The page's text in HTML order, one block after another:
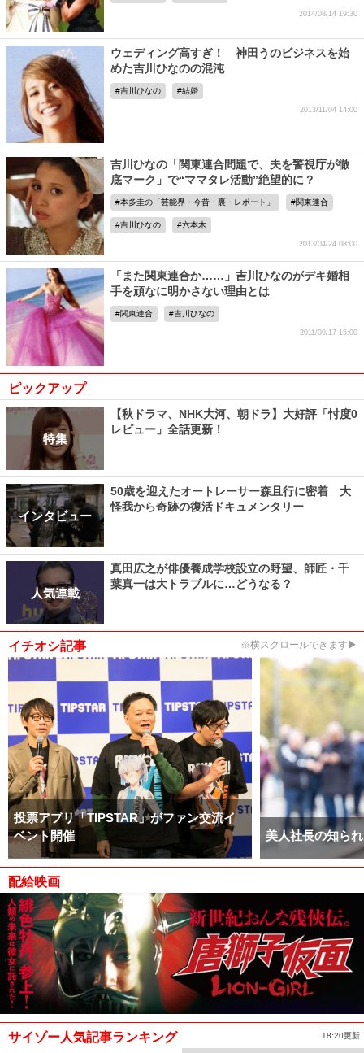
2014/08/14 19:30
ウェディング高すぎ！ 神田うのビジネスを始
めた吉川ひなのの混沌
吉川ひなの 結婚
2013/11/04 14:00
吉川ひなの「関東連合問題で、夫を警視庁が徹
底マーク」で“ママタレ活動”絶望的に？
本多圭の「芸能界・今昔・裏・レポート」 関東連合
吉川ひなの 六本木
2013/04/24 08:00
「また関東連合か……」吉川ひなのがデキ婚相
手を頑なに明かさない理由とは
関東連合 吉川ひなの
2011/09/17 15:00
ピックアップ
特集
【秋ドラマ、NHK大河、朝ドラ】大好評「忖度0
レビュー」全話更新！
インタビュー
50歳を迎えたオートレーサー森且行に密着 大
怪我から奇跡の復活ドキュメンタリー
人気連載
真田広之が俳優養成学校設立の野望、師匠・千
葉真一は大トラブルに…どうなる？
イチオシ記事 ※横スクロールできます▶
投票アプリ「TIPSTAR」がファン交流イ
ベント開催
美人社長の知ら
配給映画
サイゾー人気記事ランキング 18:20更新